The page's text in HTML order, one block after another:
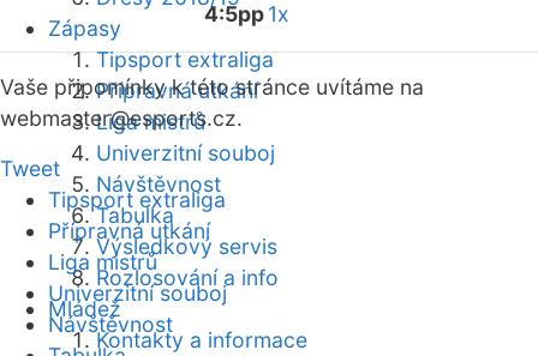
Zápasy
Tipsport extraliga
Přípravná utkání
Liga mistrů
Univerzitní souboj
Návštěvnost
Tabulka
Výsledkový servis
Rozlosování a info
Mládež
Kontakty a informace
4:5pp1x
Vaše připomínky k této stránce uvítáme na
webmaster@esports.cz.
Tweet
Tipsport extraliga
Přípravná utkání
Liga mistrů
Univerzitní souboj
Návštěvnost